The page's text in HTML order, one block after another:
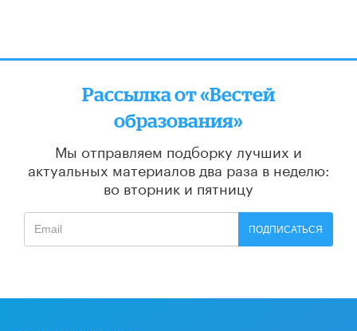
Рассылка от «Вестей
образования»
Мы отправляем подборку лучших и
актуальных материалов два раза в неделю:
во вторник и пятницу
ПОДПИСАТЬСЯ